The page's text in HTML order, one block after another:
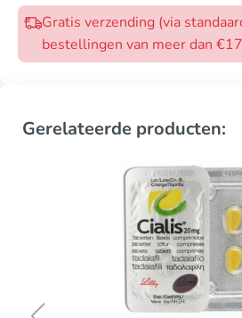
Gratis verzending (via
bestellingen van meer dan
Gerelateerde producten: